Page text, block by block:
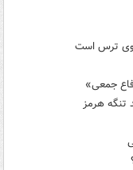
روی ترس است
جمعی»
تنگه هرمز